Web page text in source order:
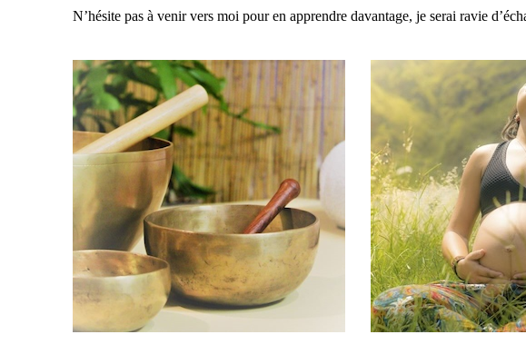
N’hésite pas à venir vers moi pour en apprendre davantage, je serai ravie